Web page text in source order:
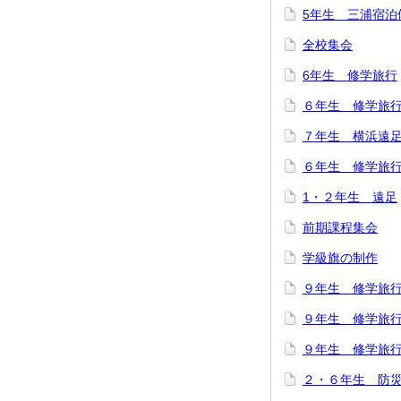
5年生 三浦宿泊
全校集会
6年生 修学旅行
６年生 修学旅
７年生 横浜遠足
６年生 修学旅
1・２年生 遠足
前期課程集会
学級旗の制作
９年生 修学旅
９年生 修学旅
９年生 修学旅
２・６年生 防